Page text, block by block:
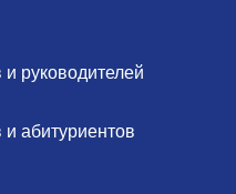
руководителей
абитуриентов